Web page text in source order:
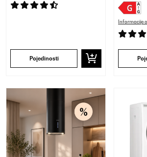
Pojedinosti
Informacije